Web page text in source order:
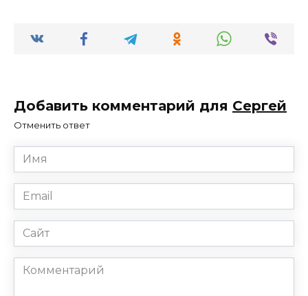
Добавить комментарий для Сергей
Отменить ответ
Имя
*
Email
*
Сайт
Комментарий